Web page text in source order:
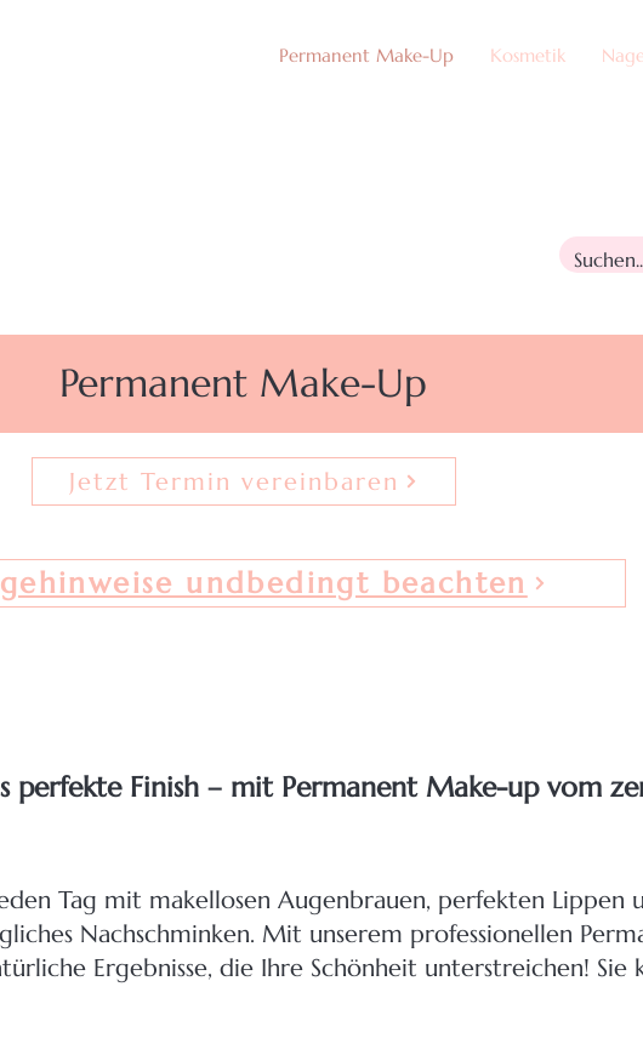
Permanent Make-Up Kosmetik
Permanent Make-Up
Jetzt Termin vereinbaren
undbedingt beachten
perfekte Finish – mit Permanent Make-up vom
Tag mit makellosen Augenbrauen, perfekten Lippen
Nachschminken. Mit unserem professionellen
Ergebnisse, die Ihre Schönheit unterstreichen! Sie